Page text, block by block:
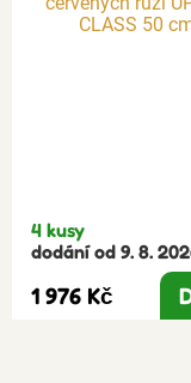
4 kusy
dodání od 9. 8.
1 976 Kč